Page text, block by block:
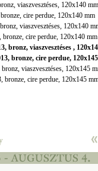
viaszvesztéses, 120x140 mm
cire perdue, 120x140 mm
viaszvesztéses, 120x140
cire perdue, 120x140 mm
bronz, viaszvesztéses ,
bronze, cire perdue,
viaszvesztéses, 120x145
bronze, cire perdue, 120x145